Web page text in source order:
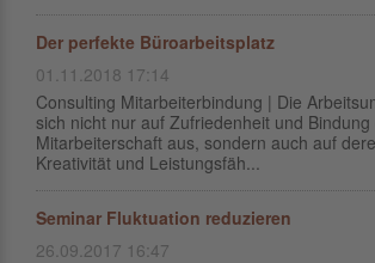
Der perfekte Büroarbeitsplatz
01.11.2018 17:14
Consulting Mitarbeiterbindung | Die
sich nicht nur auf Zufriedenheit und
Mitarbeiterschaft aus, sondern auch auf
Kreativität und Leistungsfäh...
Seminar Fluktuation reduzieren
26.09.2017 16:47